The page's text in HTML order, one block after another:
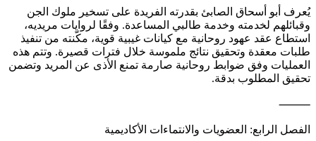
يُعرف أبو أسحاق الصابئ بقدرته الفريدة على تسخير ملوك الجن
وقبائلهم لخدمته وخدمة طالبي المساعدة. وفقًا لروايات مريديه،
استطاع عقد عهود روحانية مع كيانات غيبية قوية، مكّنته من تنفيذ
طلبات معقدة وتحقيق نتائج ملموسة خلال فترات قصيرة. وتتم هذه
العمليات وفق ضوابط روحانية صارمة تمنع الأذى عن المريد وتضمن
تحقيق المطلوب بدقة.
⸻
الفصل الرابع: العضويات والانتماءات الأكاديمية